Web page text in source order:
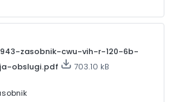
zasobnik-cwu-vih-r-120-6b-
obslugi.pdf
703.10 kB